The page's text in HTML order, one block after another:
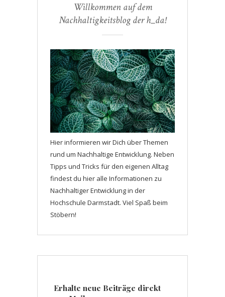
Willkommen auf dem
Nachhaltigkeitsblog der h_da!
Hier informieren wir Dich über Themen
rund um Nachhaltige Entwicklung. Neben
Tipps und Tricks für den eigenen Alltag
findest du hier alle Informationen zu
Nachhaltiger Entwicklung in der
Hochschule Darmstadt. Viel Spaß beim
Stöbern!
Erhalte neue Beiträge direkt